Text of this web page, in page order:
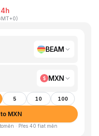
)
BEAM
MXN
5 10 100
MXN
· Přes 40 fiat měn